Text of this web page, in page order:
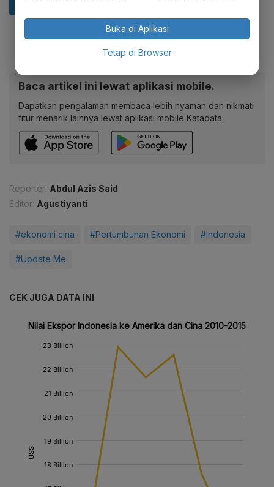
Baca artikel ini lewat aplikasi mobile.
Dapatkan pengalaman membaca lebih nyaman dan nikmati
fitur menarik lainnya lewat aplikasi mobile Katadata.
Reporter: Abdul Azis Said
Editor: Agustiyanti
#ekonomi cina #Pertumbuhan Ekonomi #Indonesia
#Update Me
CEK JUGA DATA INI
Buka di Aplikasi
Tetap di Browser